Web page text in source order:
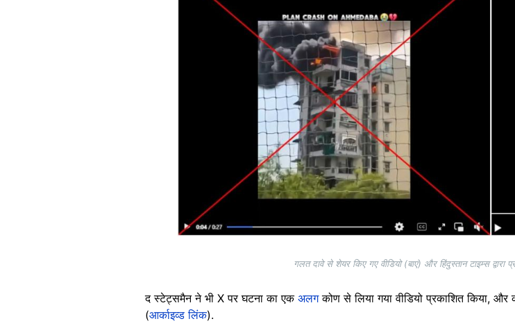
गलत दावे से शेयर किए गए वीडियो (बाएं) और हिंदुस्तान टाइम्स द्वारा
द स्टेट्समैन ने भी X पर घटना का एक अलगकोण से लिया गया वीडियो प्रकाशित किया,
(आर्काइव्ड लिंक).